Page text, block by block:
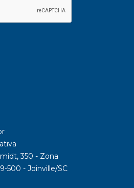
350 - Zona
500 - Joinville/SC